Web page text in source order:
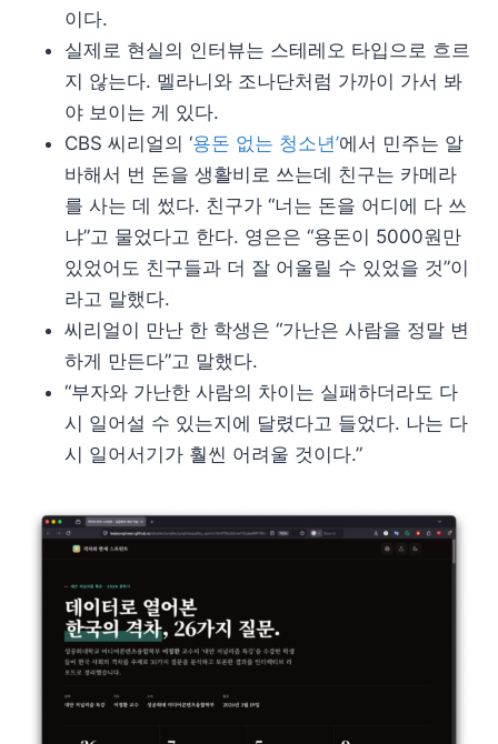
이다.
실제로 현실의 인터뷰는 스테레오 타입으로 흐르
지 않는다. 멜라니와 조나단처럼 가까이 가서 봐
야 보이는 게 있다.
CBS 씨리얼의 ‘용돈 없는 청소년’에서 민주는 알
바해서 번 돈을 생활비로 쓰는데 친구는 카메라
를 사는 데 썼다. 친구가 “너는 돈을 어디에 다 쓰
냐”고 물었다고 한다. 영은은 “용돈이 5000원만
있었어도 친구들과 더 잘 어울릴 수 있었을 것”이
라고 말했다.
씨리얼이 만난 한 학생은 “가난은 사람을 정말 변
하게 만든다”고 말했다.
“부자와 가난한 사람의 차이는 실패하더라도 다
시 일어설 수 있는지에 달렸다고 들었다. 나는 다
시 일어서기가 훨씬 어려울 것이다.”